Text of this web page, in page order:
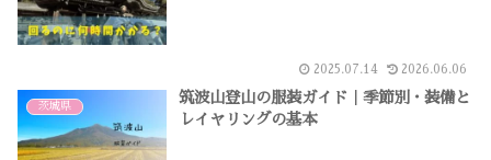
2025.07.14 2026.06.06
茨城県
筑波山登山の服装ガイド｜季節別・装備と
レイヤリングの基本